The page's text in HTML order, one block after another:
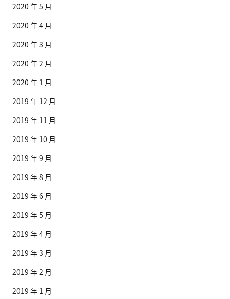
2020 年 5 月
2020 年 4 月
2020 年 3 月
2020 年 2 月
2020 年 1 月
2019 年 12 月
2019 年 11 月
2019 年 10 月
2019 年 9 月
2019 年 8 月
2019 年 6 月
2019 年 5 月
2019 年 4 月
2019 年 3 月
2019 年 2 月
2019 年 1 月